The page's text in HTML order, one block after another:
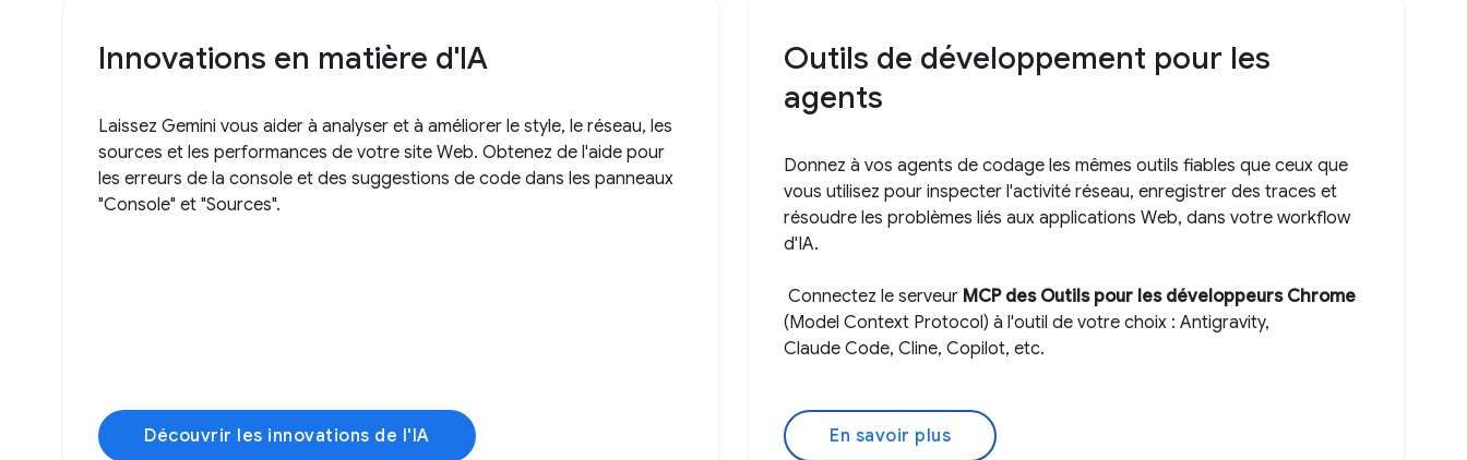
Innovations en matière d'IA
Laissez Gemini vous aider à analyser et à améliorer le style, le réseau, les
sources et les performances de votre site Web. Obtenez de l'aide pour
les erreurs de la console et des suggestions de code dans les panneaux
"Console" et "Sources".
Découvrir les innovations de l'IA
Outils de développement pour les
agents
Donnez à vos agents de codage les mêmes outils fiables que ceux que
vous utilisez pour inspecter l'activité réseau, enregistrer des traces et
résoudre les problèmes liés aux applications Web, dans votre workflow
d'IA.
Connectez le serveur MCP des Outils pour les développeurs Chrome
(Model Context Protocol) à l'outil de votre choix : Antigravity,
Claude Code, Cline, Copilot, etc.
En savoir plus